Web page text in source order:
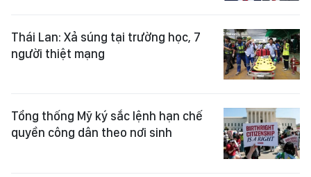
Thái Lan: Xả súng tại trường học, 7
người thiệt mạng
Tổng thống Mỹ ký sắc lệnh hạn chế
quyền công dân theo nơi sinh